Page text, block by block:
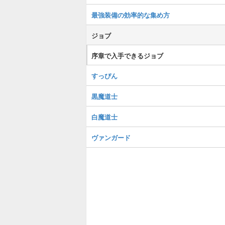
最強装備の効率的な集め方
ジョブ
序章で入手できるジョブ
すっぴん
黒魔道士
白魔道士
ヴァンガード